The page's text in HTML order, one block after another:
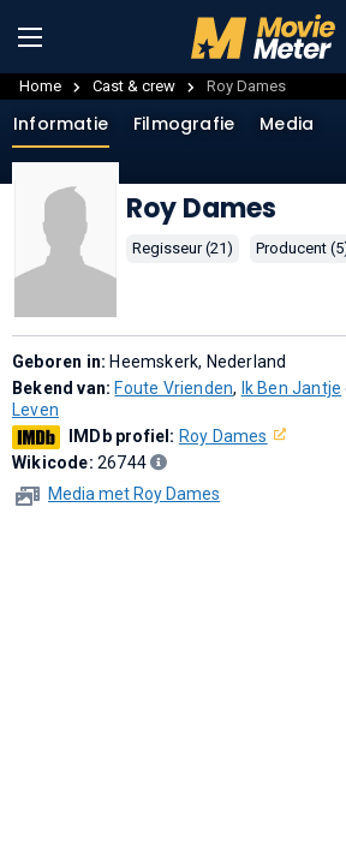
Home Cast & crew Roy Dames
Informatie Filmografie Media
Roy Dames
Regisseur (21) Producent
Geboren in: Heemskerk, Nederland
Bekend van: Foute Vrienden, Ik Ben Jantje
Leven
IMDb profiel: Roy Dames
Wikicode: 26744
Media met Roy Dames